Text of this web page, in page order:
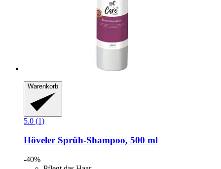
Warenkorb
5.0 (1)
Höveler Sprüh-​Shampoo, 500 ml
-40%